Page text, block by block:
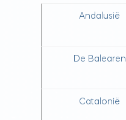
Andalusië
De Balearen
Catalonië